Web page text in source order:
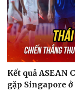
Kết quả ASEAN
gặp Singapore